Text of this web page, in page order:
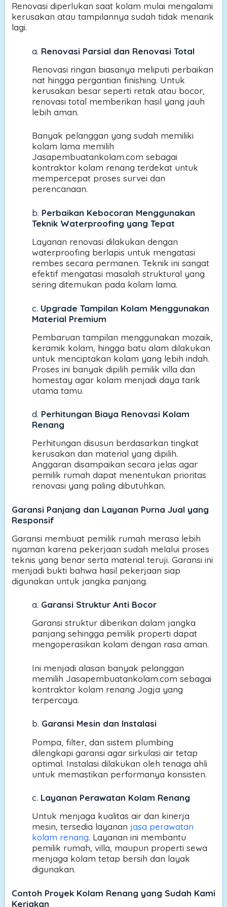
Renovasi diperlukan saat kolam mulai mengalami
kerusakan atau tampilannya sudah tidak menarik
lagi.
a. Renovasi Parsial dan Renovasi Total
Renovasi ringan biasanya meliputi perbaikan
nat hingga pergantian finishing. Untuk
kerusakan besar seperti retak atau bocor,
renovasi total memberikan hasil yang jauh
lebih aman.
Banyak pelanggan yang sudah memiliki
kolam lama memilih
Jasapembuatankolam.com sebagai
kontraktor kolam renang terdekat untuk
mempercepat proses survei dan
perencanaan.
b. Perbaikan Kebocoran Menggunakan
Teknik Waterproofing yang Tepat
Layanan renovasi dilakukan dengan
waterproofing berlapis untuk mengatasi
rembes secara permanen. Teknik ini sangat
efektif mengatasi masalah struktural yang
sering ditemukan pada kolam lama.
c. Upgrade Tampilan Kolam Menggunakan
Material Premium
Pembaruan tampilan menggunakan mozaik,
keramik kolam, hingga batu alam dilakukan
untuk menciptakan kolam yang lebih indah.
Proses ini banyak dipilih pemilik villa dan
homestay agar kolam menjadi daya tarik
utama tamu.
d. Perhitungan Biaya Renovasi Kolam
Renang
Perhitungan disusun berdasarkan tingkat
kerusakan dan material yang dipilih.
Anggaran disampaikan secara jelas agar
pemilik rumah dapat menentukan prioritas
renovasi yang paling dibutuhkan.
Garansi Panjang dan Layanan Purna Jual yang
Responsif
Garansi membuat pemilik rumah merasa lebih
nyaman karena pekerjaan sudah melalui proses
teknis yang benar serta material teruji. Garansi ini
menjadi bukti bahwa hasil pekerjaan siap
digunakan untuk jangka panjang.
a. Garansi Struktur Anti Bocor
Garansi struktur diberikan dalam jangka
panjang sehingga pemilik properti dapat
mengoperasikan kolam dengan rasa aman.
Ini menjadi alasan banyak pelanggan
memilih Jasapembuatankolam.com sebagai
kontraktor kolam renang Jogja yang
terpercaya.
b. Garansi Mesin dan Instalasi
Pompa, filter, dan sistem plumbing
dilengkapi garansi agar sirkulasi air tetap
optimal. Instalasi dilakukan oleh tenaga ahli
untuk memastikan performanya konsisten.
c. Layanan Perawatan Kolam Renang
Untuk menjaga kualitas air dan kinerja
mesin, tersedia layanan jasa perawatan
kolam renang. Layanan ini membantu
pemilik rumah, villa, maupun properti sewa
menjaga kolam tetap bersih dan layak
digunakan.
Contoh Proyek Kolam Renang yang Sudah Kami
Kerjakan